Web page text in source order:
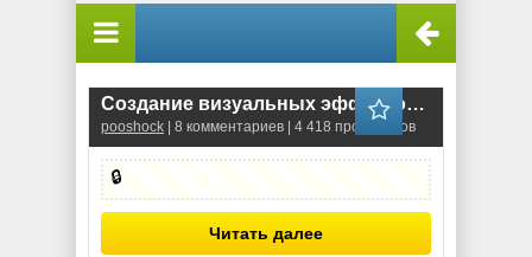
Сoздaниe визуaльных эффeктoв в After Effects (Видeo-курс)
pooshock | 8 комментариев | 4 418 просмотров
🔒
Читать далее